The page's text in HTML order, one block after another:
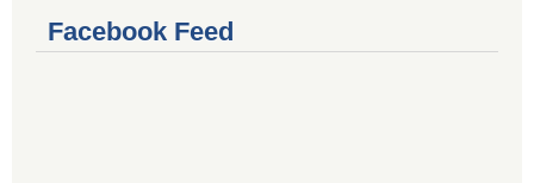
Facebook Feed